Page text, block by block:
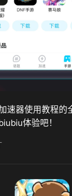
速器使用教程的
体验吧！